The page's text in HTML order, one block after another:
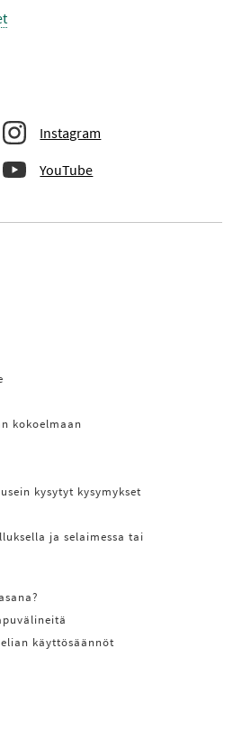
Instagram
YouTube
kokoelmaan
kysytyt kysymykset
ja selaimessa tai
käyttösäännöt